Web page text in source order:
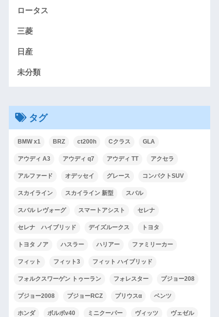
ロータス
三菱
日産
未分類
タグ
BMW x1 BRZ ct200h Cクラス GLA
アウディ A3 アウディ q7 アウディ TT アクセラ
アルファード オデッセイ グレース コンパクトSUV
スカイライン スカイライン 新型 スバル
スバル レヴォーグ スマートアシスト セレナ
セレナ ハイブリッド デイズルークス トヨタ
トヨタ ノア ハスラー ハリアー ファミリーカー
フィット フィット3 フィット ハイブリッド
フォルクスワーゲン トゥーラン フォレスター プジョー208
プジョー2008 プジョーRCZ プリウスα ベンツ
ホンダ ボルボv40 ミニクーパー ヴィッツ ヴェゼル